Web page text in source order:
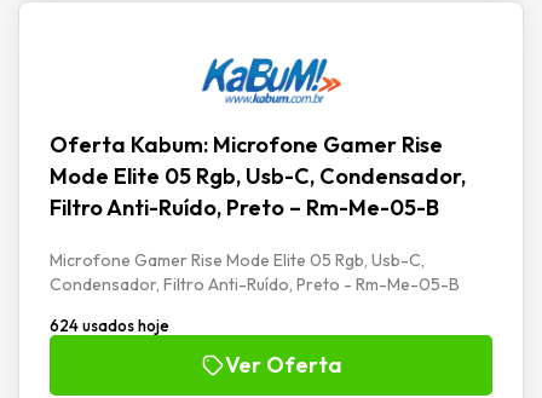
Oferta Kabum: Microfone Gamer Rise
Mode Elite 05 Rgb, Usb-C, Condensador,
Filtro Anti-Ruído, Preto – Rm-Me-05-B
Microfone Gamer Rise Mode Elite 05 Rgb, Usb-C,
Condensador, Filtro Anti-Ruído, Preto - Rm-Me-05-B
624 usados hoje
Ver Oferta